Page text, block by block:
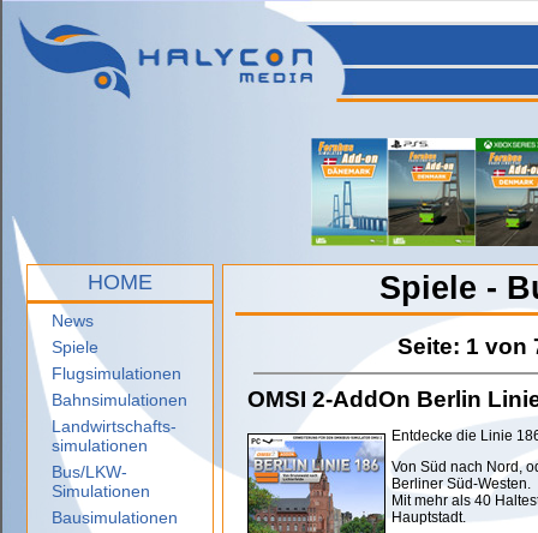
HOME
News
Spiele
Flugsimulationen
Bahnsimulationen
Landwirtschafts-
simulationen
Bus/LKW-
Simulationen
Bausimulationen
Spiele -
Seite: 1 von
OMSI 2-AddOn Berlin
Entdecke die Linie
Von Süd nach Nord,
Berliner Süd-Westen.
Mit mehr als 40
Hauptstadt.